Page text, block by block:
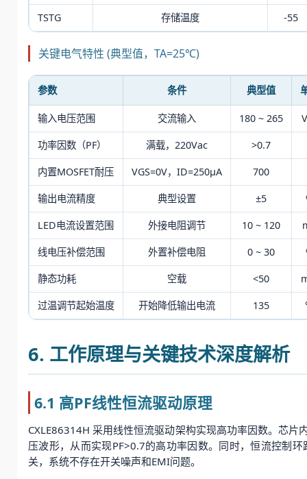
TSTG 存储温度 -55
关键电气特性 (典型值，TA=25℃)
参数 条件 典型值
输入电压范围 交流输入 180 ~ 265
功率因数（PF） 满载，220Vac >0.7
内置MOSFET耐压 VGS=0V，ID=250μA 700
输出电流精度 典型设置 ±5
LED电流设置范围 外接电阻调节 10 ~ 120
线电压补偿范围 外置补偿电阻 0 ~ 30
静态功耗 空载 <50
过温调节起始温度 开始降低输出电流 135
6. 工作原理与关键技术深度解析
6.1 高PF线性恒流驱动原理
CXLE86314H 采用线性恒流驱动架构实现高功率因数。芯
压波形，从而实现PF>0.7的高功率因数。同时，恒流控制
关，系统不存在开关噪声和EMI问题。